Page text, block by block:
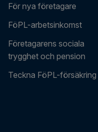
För nya företagare
FöPL-arbetsinkomst
Företagarens sociala
trygghet och pension
Teckna FöPL-försäkring